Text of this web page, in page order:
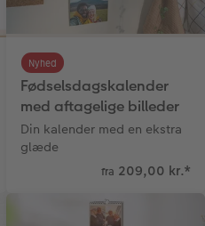
Fødselsdagskalender
med aftagelige billeder
Din kalender med en ekstra
glæde
Nyhed
fra 209,00 kr.*